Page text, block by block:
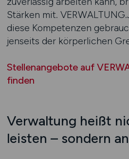
Stärken mit.
diese Kompetenzen
jenseits der körperlichen
Stellenangebote auf
finden
Verwaltung heißt
leisten – sondern